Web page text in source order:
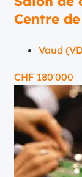
Centre
Vaud
CHF 180'000